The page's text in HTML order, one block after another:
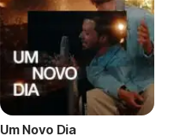
Um Novo Dia